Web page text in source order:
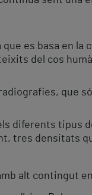
es basa en
del cos
que
diferents tipus
tres densitats
alt contingut